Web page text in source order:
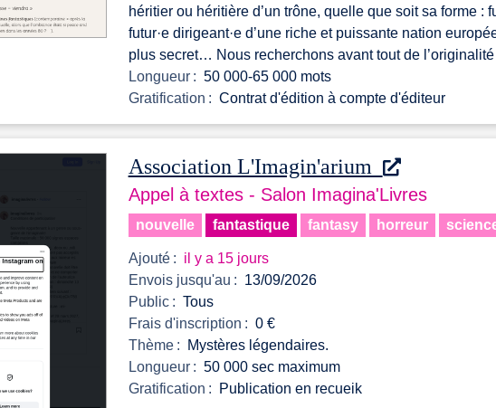
héritier ou héritière d’un trône, quelle que soit sa forme :
futur·e dirigeant·e d’une riche et puissante nation
plus secret… Nous recherchons avant tout de
Longueur : 50 000-65 000 mots
Gratification : Contrat d'édition à compte d'éditeur
Association L'Imagin'arium
Appel à textes - Salon Imagina'Livres
nouvelle fantastique fantasy horreur
Ajouté : il y a 15 jours
Envois jusqu'au : 13/09/2026
Public : Tous
Frais d'inscription : 0 €
Thème : Mystères légendaires.
Longueur : 50 000 sec maximum
Gratification : Publication en recueik